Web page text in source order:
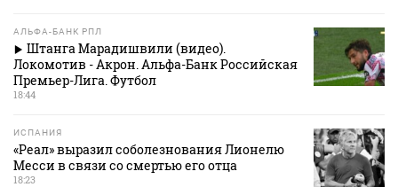
АЛЬФА-БАНК РПЛ
Штанга Марадишвили (видео).
Локомотив - Акрон. Альфа-Банк Российская
Премьер-Лига. Футбол
18:44
ИСПАНИЯ
«Реал» выразил соболезнования Лионелю
Месси в связи со смертью его отца
18:23